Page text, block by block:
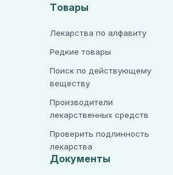
Товары
Лекарства по алфавиту
Редкие товары
Поиск по действующему
веществу
Производители
лекарственных средств
Проверить подлинность
лекарства
Документы